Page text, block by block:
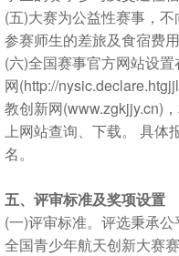
(五)大赛为公益性赛事，不
参赛师生的差旅及食宿费用
(六)全国赛事官方网站设
网(http://
教创新网(www.zgkjjy.cn)
上网站查询、下载。 具体
名。
五、评审标准及奖项设置
(一)评审标准。评选秉承
全国青少年航天创新大赛